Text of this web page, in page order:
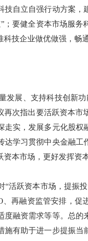
自立自强行动方案，
要健全资本市场服务
技企业做优做强，畅
展、支持科技创新功
次指出要活跃资本市
实，发展多元化股权
学习贯彻中央金融工
本市场，更好发挥资
跃资本市场，提振投
再融资监管安排，促
融资需求等等。总的
有助于进一步提振当